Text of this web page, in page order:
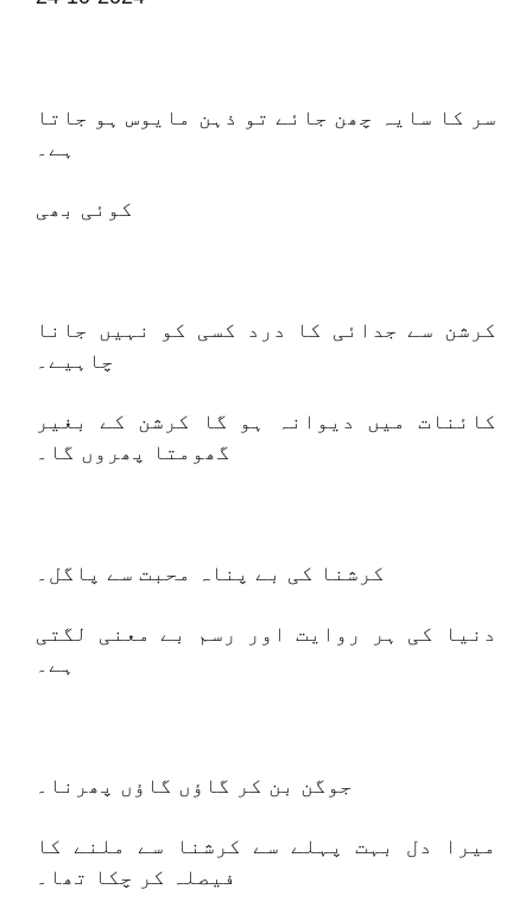
سر کا سایہ چھن جائے تو ذہن مایوس ہو جاتا
ہے۔
کوئی بھی
کرشن سے جدائی کا درد کسی کو نہیں جانا
چاہیے۔
کائنات میں دیوانہ ہو گا کرشن کے بغیر
گھومتا پھروں گا۔
کرشنا کی بے پناہ محبت سے پاگل۔
دنیا کی ہر روایت اور رسم بے معنی لگتی
ہے۔
جوگن بن کر گاؤں گاؤں پھرنا۔
میرا دل بہت پہلے سے کرشنا سے ملنے کا
فیصلہ کر چکا تھا۔